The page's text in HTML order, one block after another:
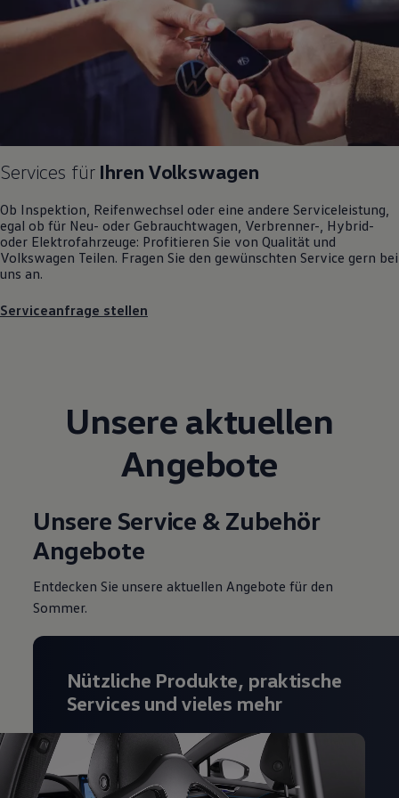
Motorenöl und Flüssigkeiten
Räder und Reifen
Pannen- und Unfallhilfe
Economy Service
Volkswagen Teile
Zubehör
Modellspezifisches Zubehör
Transport
Individualisieren
Digitale Extras
Dienste für Ihr Modell finden
Volkswagen Apps, Login und Shop
Handy und Fahrzeug verbinden
Updates für Software, Karten und Radio
Vorgängermodelle
Kundeninformationen
Magazin
Lifestyle
Familie
Elektromobilität
Pannen- und Unfallhilfe
Volkswagen Kundenbetreuung
Services für Ihren Volkswagen
Ob Inspektion, Reifenwechsel oder eine andere Serviceleistung,
egal ob für Neu- oder Gebrauchtwagen , Verbrenner-, Hybrid-
oder Elektrofahrzeuge: Profitieren Sie von Qualität und
Volkswagen Teilen. Fragen Sie den gewünschten Service gern bei
uns an.
Serviceanfrage stellen
Unsere aktuellen
Angebote
Unsere Service & Zubehör
Angebote
Entdecken Sie unsere aktuellen Angebote für den
Sommer.
Nützliche Produkte, praktische
Services und vieles mehr